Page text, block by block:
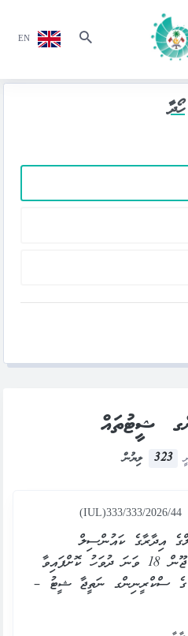
EN
ހޯދާ
ޝީޓުތައް
323 ލިޔުން
(IUL)333/333/2026/44
އިދާރާގެ ކައުންސިލް
އެގްޒެކެޓިވްގެ މަޤާމަށް 2026 ޖޫން 18 ވަނަ ދުވަހު ކޮށްފައިވާ
ސްކްރީނިންގ ނަތީޖާ ޝީޓު –